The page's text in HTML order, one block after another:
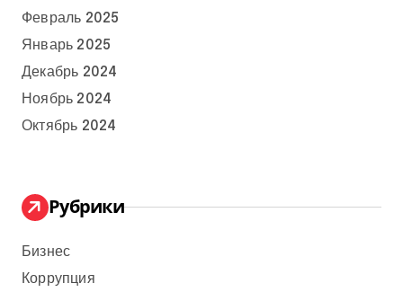
Февраль 2025
Январь 2025
Декабрь 2024
Ноябрь 2024
Октябрь 2024
Рубрики
Бизнес
Коррупция